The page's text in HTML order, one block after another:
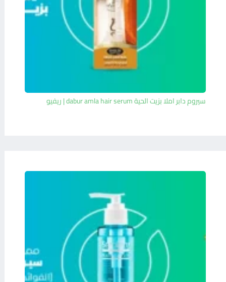
سيروم دابر املا بزيت الحية dabur amla hair serum | ريفيو